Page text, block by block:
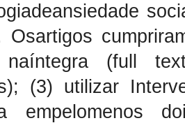
Osartigos
(full
(3) utilizar
empelomenos